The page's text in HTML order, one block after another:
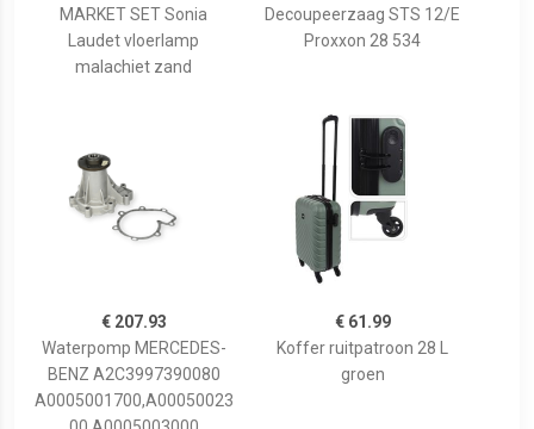
MARKET SET Sonia
Laudet vloerlamp
malachiet zand
Decoupeerzaag STS 12/E
Proxxon 28 534
€ 207.93
Waterpomp MERCEDES-
BENZ A2C3997390080
A0005001700,A00050023
€ 61.99
Koffer ruitpatroon 28 L
groen